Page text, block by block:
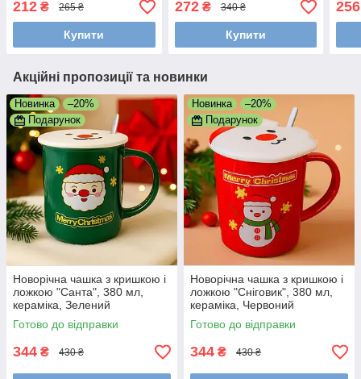
212 ₴ 265 ₴
Купити
272₴ 340 ₴
Купити
256
Акційні пропозиції та новинки
Новинка
–20%
Подарунок
Новорічна чашка з кришкою і
ложкою "Санта", 380 мл,
кераміка, Зелений
Готово до відправки
344 ₴ 430 ₴
Новинка
–20%
Подарунок
Новорічна чашка з кришкою і
ложкою "Сніговик", 380 мл,
кераміка, Червоний
Готово до відправки
344 ₴ 430 ₴